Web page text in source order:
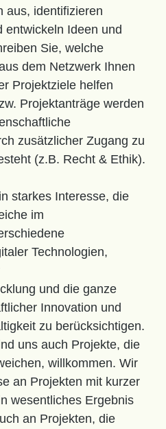
aus, identifizieren
entwickeln Ideen und
Sie, welche
dem Netzwerk Ihnen
Projektziele helfen
Projektanträge werden
zusätzlicher Zugang zu
(z.B. Recht & Ethik).
starkes Interesse, die
im
Technologien,
und die ganze
Innovation und
zu berücksichtigen.
uns auch Projekte, die
willkommen. Wir
an Projekten mit kurzer
wesentliches Ergebnis
an Projekten, die